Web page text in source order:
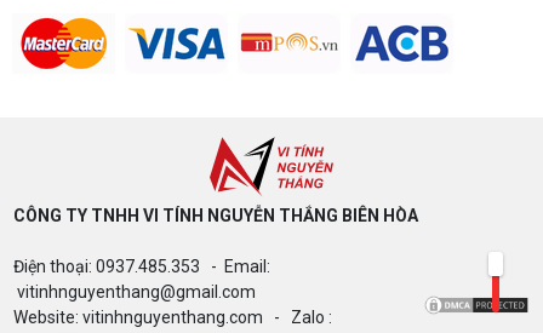
CÔNG TY TNHH VI TÍNH NGUYỄN THẮNG BIÊN HÒA​
Điện thoại: 0937.485.353 - Email:
vitinhnguyenthang@gmail.com
Website: vitinhnguyenthang.com - Zalo :